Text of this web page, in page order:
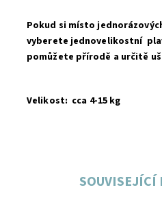
Pokud si místo
vyberete jednovelikostní
pomůžete přírodě a určitě
Velikost: cca 4-15 kg
SOUVISEJÍCÍ